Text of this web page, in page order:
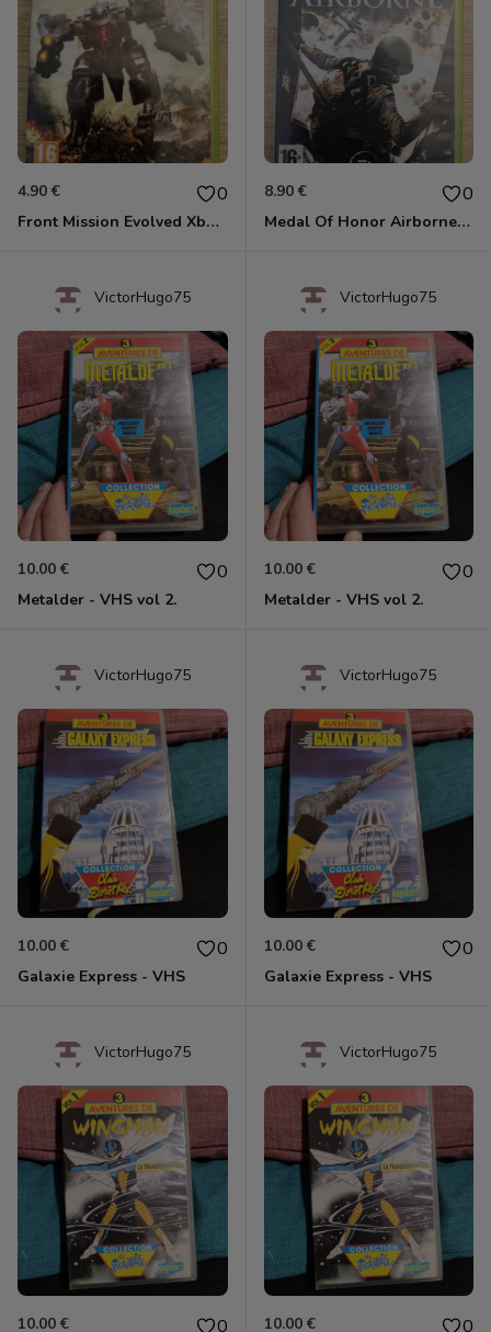
4.90 € 0
Front Mission Evolved Xbox 360
8.90 € 0
Medal Of Honor Airborne Xbox 360
VictorHugo75
10.00 € 0
Metalder - VHS vol 2.
VictorHugo75
10.00 € 0
Metalder - VHS vol 2.
VictorHugo75
10.00 € 0
Galaxie Express - VHS
VictorHugo75
10.00 € 0
Galaxie Express - VHS
VictorHugo75
10.00 € 0
VictorHugo75
10.00 € 0